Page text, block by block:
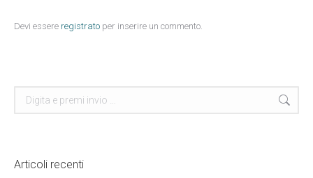
Devi essere registrato per inserire un commento.
Cerca
Articoli recenti